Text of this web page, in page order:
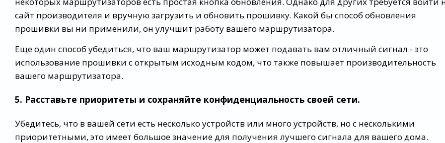
сайт производителя и вручную загрузить и обновить прошивку. Какой бы способ обновления
прошивки вы ни применили, он улучшит работу вашего маршрутизатора.
Еще один способ убедиться, что ваш маршрутизатор может подавать вам отличный сигнал - это
использование прошивки с открытым исходным кодом, что также повышает производительность
вашего маршрутизатора.
5. Расставьте приоритеты и сохраняйте конфиденциальность своей сети.
Убедитесь, что в вашей сети есть несколько устройств или много устройств, но с несколькими
приоритетными, это имеет большое значение для получения лучшего сигнала для вашего дома.